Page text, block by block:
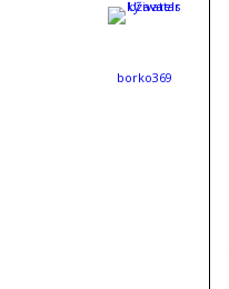
borko369